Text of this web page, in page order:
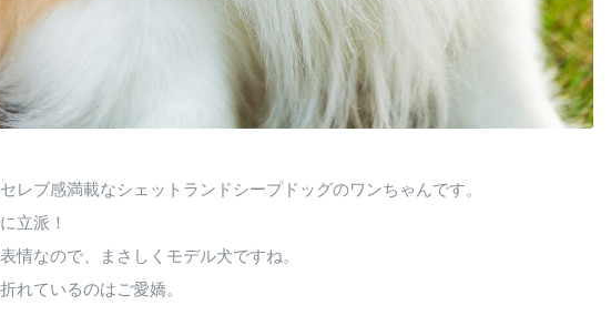
レブ感満載なシェットランドシープドッグのワンちゃんです。
立派！
情なので、まさしくモデル犬ですね。
れているのはご愛嬌。